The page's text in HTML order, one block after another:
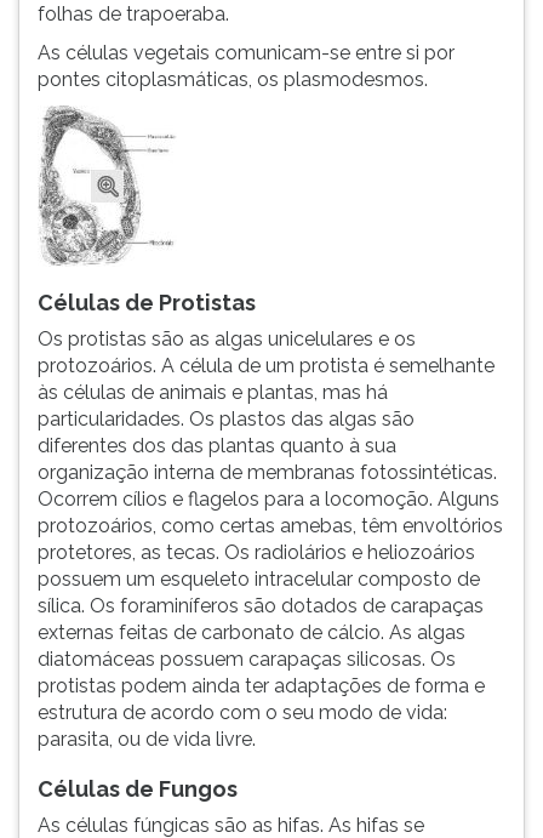
folhas de trapoeraba.
As células vegetais comunicam-se entre si por
pontes citoplasmáticas, os plasmodesmos.
Células de Protistas
Os protistas são as algas unicelulares e os
protozoários. A célula de um protista é semelhante
às células de animais e plantas, mas há
particularidades. Os plastos das algas são
diferentes dos das plantas quanto à sua
organização interna de membranas fotossintéticas.
Ocorrem cílios e flagelos para a locomoção. Alguns
protozoários, como certas amebas, têm envoltórios
protetores, as tecas. Os radiolários e heliozoários
possuem um esqueleto intracelular composto de
sílica. Os foraminíferos são dotados de carapaças
externas feitas de carbonato de cálcio. As algas
diatomáceas possuem carapaças silicosas. Os
protistas podem ainda ter adaptações de forma e
estrutura de acordo com o seu modo de vida:
parasita, ou de vida livre.
Células de Fungos
As células fúngicas são as hifas. As hifas se